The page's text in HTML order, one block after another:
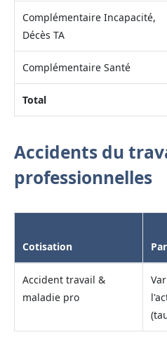
Complémentaire Incapacité,
Décès TA
Complémentaire Santé
Total
Accidents du
professionnelles
Cotisation
Accident travail &
maladie pro